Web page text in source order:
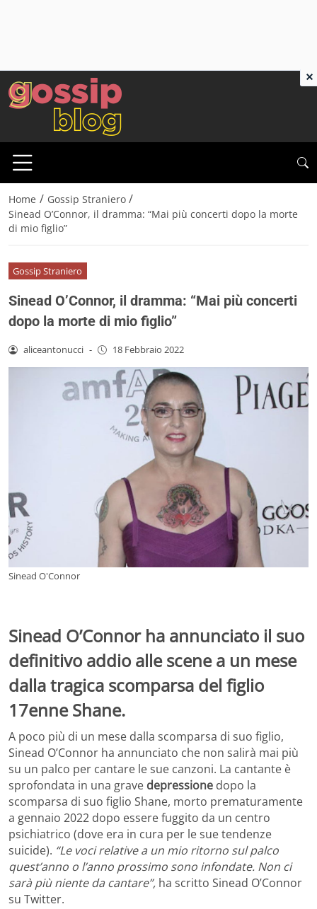
Home / Gossip Straniero /
Sinead O’Connor, il dramma: “Mai più concerti dopo la morte
di mio figlio”
Gossip Straniero
Sinead O’Connor, il dramma: “Mai più concerti
dopo la morte di mio figlio”
aliceantonucci - 18 Febbraio 2022
Sinead O'Connor
Sinead O’Connor ha annunciato il suo
definitivo addio alle scene a un mese
dalla tragica scomparsa del figlio
17enne Shane.
A poco più di un mese dalla scomparsa di suo figlio,
Sinead O’Connor ha annunciato che non salirà mai più
su un palco per cantare le sue canzoni. La cantante è
sprofondata in una grave depressione dopo la
scomparsa di suo figlio Shane, morto prematuramente
a gennaio 2022 dopo essere fuggito da un centro
psichiatrico (dove era in cura per le sue tendenze
suicide). “Le voci relative a un mio ritorno sul palco
quest’anno o l’anno prossimo sono infondate. Non ci
sarà più niente da cantare”, ha scritto Sinead O’Connor
su Twitter.
×